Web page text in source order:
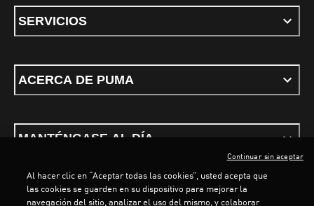
SERVICIOS
ACERCA DE PUMA
MANTÉNGASE AL DÍA
Al hacer clic en “Aceptar todas las cookies”, usted acepta que
las cookies se guarden en su dispositivo para mejorar la
navegación del sitio, analizar el uso del mismo, y colaborar
Continuar sin aceptar